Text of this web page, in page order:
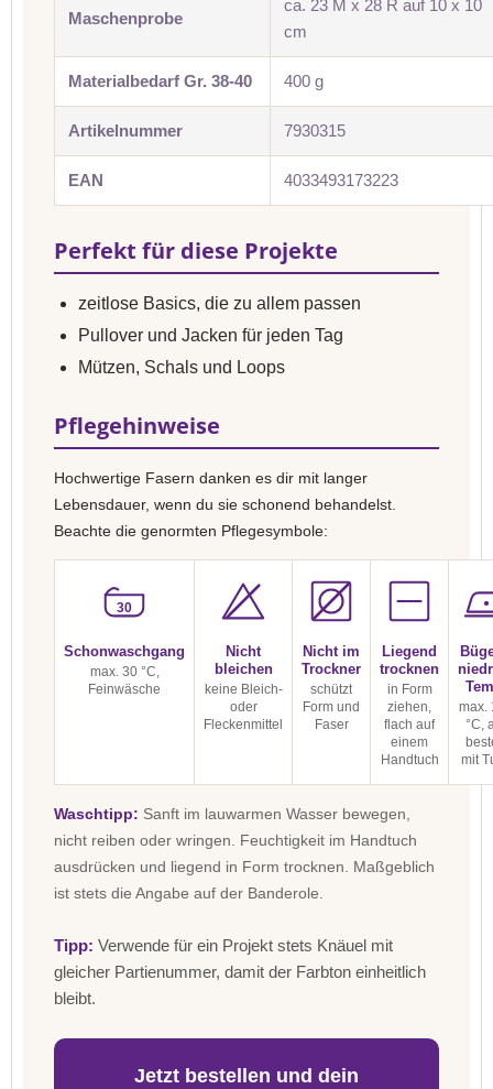
Maschenprobe
ca. 23 M x 28 R auf 10 x 10
cm
Materialbedarf Gr. 38-40 400 g
Artikelnummer 7930315
EAN 4033493173223
Perfekt für diese Projekte
zeitlose Basics, die zu allem passen
Pullover und Jacken für jeden Tag
Mützen, Schals und Loops
Pflegehinweise
Hochwertige Fasern danken es dir mit langer
Lebensdauer, wenn du sie schonend behandelst.
Beachte die genormten Pflegesymbole:
30
Schonwaschgang
max. 30 °C,
Feinwäsche
Nicht
bleichen
keine Bleich-
oder
Fleckenmittel
Nicht im
Trockner
schützt
Form und
Faser
Liegend
trocknen
in Form
ziehen,
flach auf
einem
Handtuch
max.
°C,
mit
Waschtipp: Sanft im lauwarmen Wasser bewegen,
nicht reiben oder wringen. Feuchtigkeit im Handtuch
ausdrücken und liegend in Form trocknen. Maßgeblich
ist stets die Angabe auf der Banderole.
Tipp: Verwende für ein Projekt stets Knäuel mit
gleicher Partienummer, damit der Farbton einheitlich
bleibt.
Jetzt bestellen und dein